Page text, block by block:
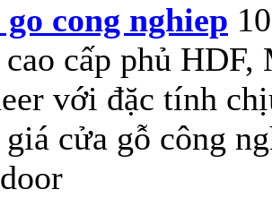
go cong nghiep
cao cấp phủ
với đặc tính
giá cửa gỗ công